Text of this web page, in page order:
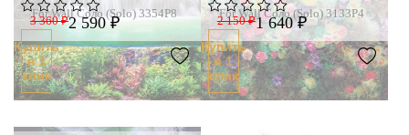
For Wall Соло (Solo) 3354P8
3 360 ₽2 590 ₽
Купить
в 1
клик
For Wall Соло (Solo) 3133P4
2 150 ₽1 640 ₽
Купить
в 1
клик